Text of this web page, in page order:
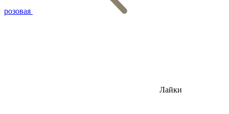
розовая
Лайки